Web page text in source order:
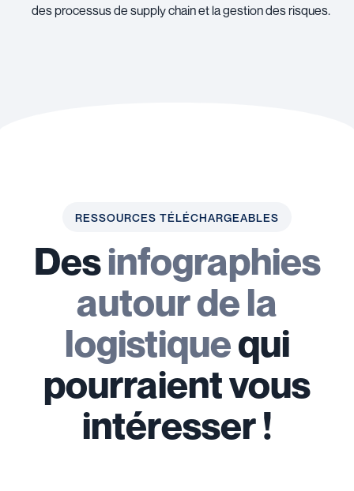
des processus de supply chain et la gestion des risques.
RESSOURCES TÉLÉCHARGEABLES
Desinfographies
autour de la
logistiquequi
pourraient vous
intéresser !